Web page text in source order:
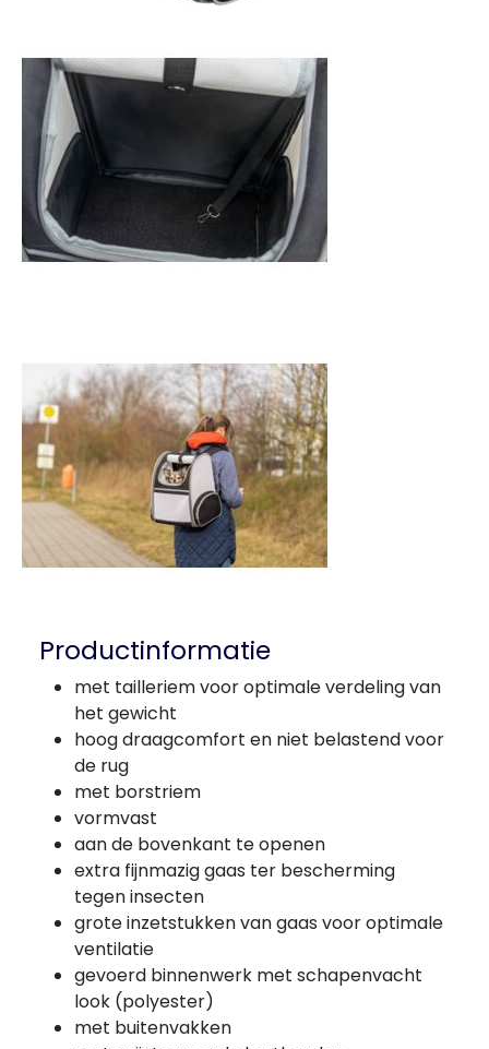
Productinformatie
met tailleriem voor optimale verdeling van
het gewicht
hoog draagcomfort en niet belastend voor
de rug
met borstriem
vormvast
aan de bovenkant te openen
extra fijnmazig gaas ter bescherming
tegen insecten
grote inzetstukken van gaas voor optimale
ventilatie
gevoerd binnenwerk met schapenvacht
look (polyester)
met buitenvakken